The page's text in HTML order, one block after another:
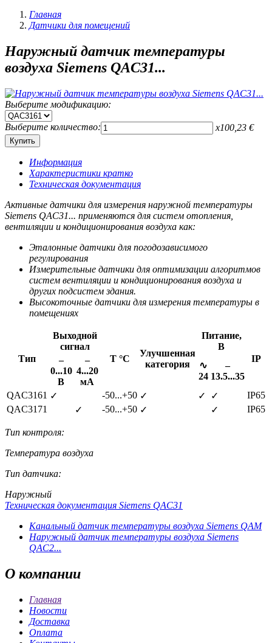
Главная
Датчики для помещений
Наружный датчик температуры
воздуха Siemens QAC31...
Выберите модификацию:
Выберите количество: x100,23 €
Информация
Характеристики кратко
Техническая документация
Активные датчики для измерения наружной температуры
Siemens QAC31... применяются для систем отопления,
вентиляции и кондиционирования воздуха как:
Эталонные датчики для погодозависимого
регулирования
Измерительные датчики для оптимизации алгоритмов
систем вентиляции и кондиционирования воздуха и
других подсистем здания.
Высокоточные датчики для измерения температуры в
помещениях
Тип
Выходной
сигнал
Т °C
Улучшенная
категория
Питание,
В
IP
–
0...10
В
–
4...20
мА
∿
24
–
13.5...35
QAC3161 ✓ -50...+50 ✓ ✓ ✓
IP65
QAC3171
✓ -50...+50 ✓ ✓ IP65
Тип контроля:
Температура воздуха
Тип датчика:
Наружный
Техническая документация Siemens QAC31
Канальный датчик температуры воздуха Siemens QAM
Наружный датчик температуры воздуха Siemens
QAC2...
О компании
Главная
Новости
Доставка
Оплата